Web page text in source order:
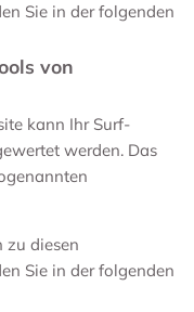
Sie in der folgenden
von
kann Ihr Surf-
werden. Das
zu diesen
Sie in der folgenden